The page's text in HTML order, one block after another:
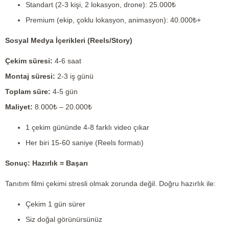
Standart (2-3 kişi, 2 lokasyon, drone): 25.000₺
Premium (ekip, çoklu lokasyon, animasyon): 40.000₺+
Sosyal Medya İçerikleri (Reels/Story)
Çekim süresi: 4-6 saat
Montaj süresi: 2-3 iş günü
Toplam süre: 4-5 gün
Maliyet: 8.000₺ – 20.000₺
1 çekim gününde 4-8 farklı video çıkar
Her biri 15-60 saniye (Reels formatı)
Sonuç: Hazırlık = Başarı
Tanıtım filmi çekimi stresli olmak zorunda değil. Doğru hazırlık ile:
Çekim 1 gün sürer
Siz doğal görünürsünüz